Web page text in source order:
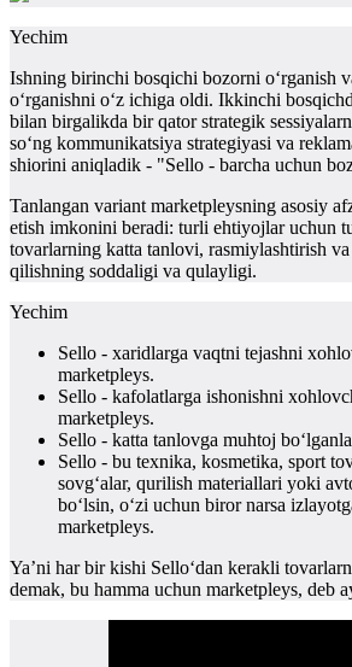
Yechim
Ishning birinchi bosqichi bozorni o‘rganish
o‘rganishni o‘z ichiga oldi. Ikkinchi
bilan birgalikda bir qator strategik
so‘ng kommunikatsiya strategiyasi va
shiorini aniqladik - "Sello - barcha uchun
Tanlangan variant marketpleysning asosiy
etish imkonini beradi: turli ehtiyojlar uchun
tovarlarning katta tanlovi, rasmiylashtirish
qilishning soddaligi va qulayligi.
Yechim
Sello - xaridlarga vaqtni tejashni
marketpleys.
Sello - kafolatlarga ishonishni
marketpleys.
Sello - katta tanlovga muhtoj
Sello - bu texnika, kosmetika, sport
sovg‘alar, qurilish materiallari yoki
bo‘lsin, o‘zi uchun biror narsa
marketpleys.
Ya’ni har bir kishi Sello‘dan kerakli
demak, bu hamma uchun marketpleys, deb